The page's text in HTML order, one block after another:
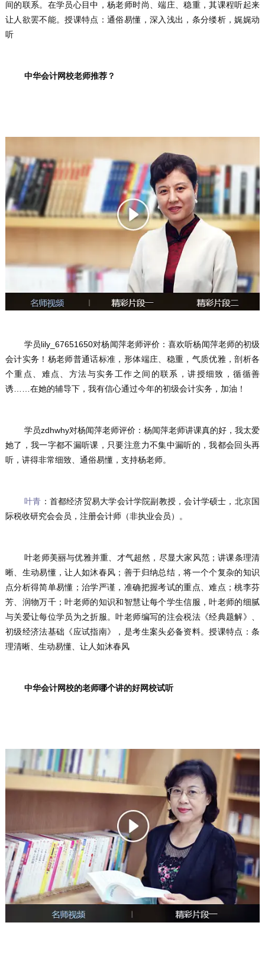
间的联系。在学员心目中，杨老师时尚、端庄、稳重，其课程听起来
让人欲罢不能。授课特点：通俗易懂，深入浅出，条分缕析，娓娓动
听
中华会计网校老师推荐？
	学员lily_67651650对杨闻萍老师评价：喜欢听杨闻萍老师的初级
会计实务！杨老师普通话标准，形体端庄、稳重，气质优雅，剖析各
个重点、难点、方法与实务工作之间的联系，讲授细致，循循善
诱……在她的辅导下，我有信心通过今年的初级会计实务，加油！
她了，我一字都不漏听课，只要注意力不集中漏听的，我都会回头再
听，讲得非常细致、通俗易懂，支持杨老师。
叶青 ：首都经济贸易大学会计学院副教授，会计学硕士，北京国
际税收研究会会员，注册会计师（非执业会员）。
	叶老师美丽与优雅并重、才气超然，尽显大家风范；讲课条理清
晰、生动易懂，让人如沐春风；善于归纳总结，将一个个复杂的知识
点分析得简单易懂；治学严谨，准确把握考试的重点、难点；桃李芬
芳、润物万千；叶老师的知识和智慧让每个学生信服，叶老师的细腻
与关爱让每位学员为之折服。叶老师编写的注会税法《经典题解》、
初级经济法基础《应试指南》，是考生案头必备资料。授课特点：条
理清晰、生动易懂、让人如沐春风
中华会计网校的老师哪个讲的好网校试听